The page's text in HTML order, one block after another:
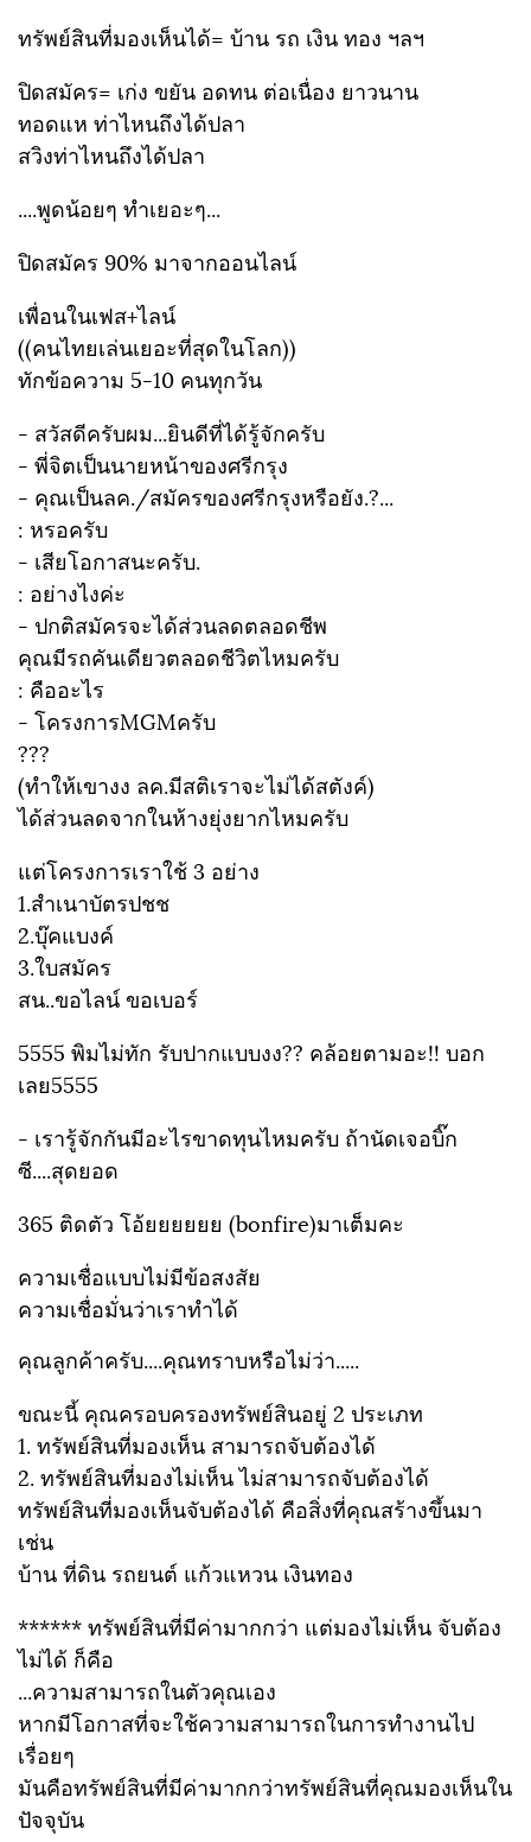
ทรัพย์สินที่มองเห็นได้= บ้าน รถ เงิน ทอง ฯลฯ
ปิดสมัคร= เก่ง ขยัน อดทน ต่อเนื่อง ยาวนาน
ทอดแห ท่าไหนถึงได้ปลา
สวิงท่าไหนถึงได้ปลา
....พูดน้อยๆ ทำเยอะๆ...
ปิดสมัคร 90% มาจากออนไลน์
เพื่อนในเฟส+ไลน์
((คนไทยเล่นเยอะที่สุดในโลก))
ทักข้อความ 5-10 คนทุกวัน
- สวัสดีครับผม...ยินดีที่ได้รู้จักครับ
- พี่จิตเป็นนายหน้าของศรีกรุง
- คุณเป็นลค./สมัครของศรีกรุงหรือยัง.?...
: หรอครับ
- เสียโอกาสนะครับ.
: อย่างไงค่ะ
- ปกติสมัครจะได้ส่วนลดตลอดชีพ
คุณมีรถคันเดียวตลอดชีวิตไหมครับ
: คืออะไร
- โครงการMGMครับ
???
(ทำให้เขางง ลค.มีสติเราจะไม่ได้สตังค์)
ได้ส่วนลดจากในห้างยุ่งยากไหมครับ
แต่โครงการเราใช้ 3 อย่าง
1.สำเนาบัตรปชช
2.บุ๊คแบงค์
3.ใบสมัคร
สน..ขอไลน์ ขอเบอร์
5555 พิมไม่ทัก รับปากแบบงง?? คล้อยตามอะ!! บอก
เลย5555
- เรารู้จักกันมีอะไรขาดทุนไหมครับ ถ้านัดเจอบิ๊ก
ซี....สุดยอด
365 ติดตัว โอ้ยยยยยย (bonfire)มาเต็มคะ
ความเชื่อแบบไม่มีข้อสงสัย
ความเชื่อมั่นว่าเราทำได้
คุณลูกค้าครับ....คุณทราบหรือไม่ว่า.....
ขณะนี้ คุณครอบครองทรัพย์สินอยู่ 2 ประเภท
1. ทรัพย์สินที่มองเห็น สามารถจับต้องได้
2. ทรัพย์สินที่มองไม่เห็น ไม่สามารถจับต้องได้
ทรัพย์สินที่มองเห็นจับต้องได้ คือสิ่งที่คุณสร้างขึ้นมา
เช่น
บ้าน ที่ดิน รถยนต์ แก้วแหวน เงินทอง
****** ทรัพย์สินที่มีค่ามากกว่า แต่มองไม่เห็น จับต้อง
ไม่ได้ ก็คือ
...ความสามารถในตัวคุณเอง
หากมีโอกาสที่จะใช้ความสามารถในการทำงานไป
เรื่อยๆ
มันคือทรัพย์สินที่มีค่ามากกว่าทรัพย์สินที่คุณมองเห็นใน
ปัจจุบัน